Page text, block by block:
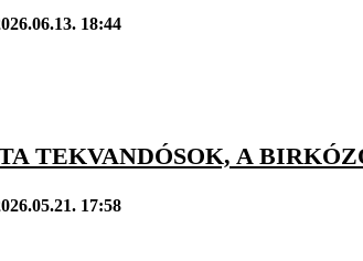
18:44
TEKVANDÓSOK, A
17:58